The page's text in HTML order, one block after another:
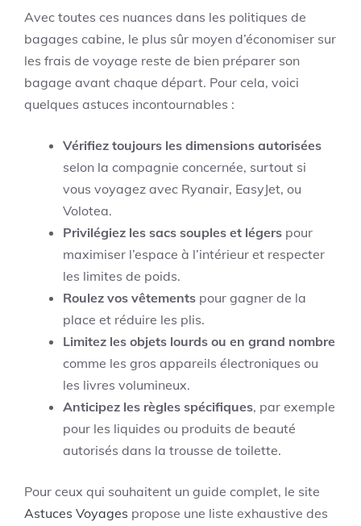
Avec toutes ces nuances dans les politiques de
bagages cabine, le plus sûr moyen d’économiser sur
les frais de voyage reste de bien préparer son
bagage avant chaque départ. Pour cela, voici
quelques astuces incontournables :
Vérifiez toujours les dimensions autorisées
selon la compagnie concernée, surtout si
vous voyagez avec Ryanair, EasyJet, ou
Volotea.
Privilégiez les sacs souples et légers pour
maximiser l’espace à l’intérieur et respecter
les limites de poids.
Roulez vos vêtements pour gagner de la
place et réduire les plis.
Limitez les objets lourds ou en grand nombre
comme les gros appareils électroniques ou
les livres volumineux.
Anticipez les règles spécifiques, par exemple
pour les liquides ou produits de beauté
autorisés dans la trousse de toilette.
Pour ceux qui souhaitent un guide complet, le site
Astuces Voyages propose une liste exhaustive des